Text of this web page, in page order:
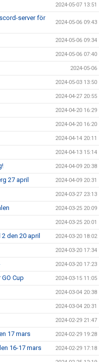
2024-05-07 13:51
server för
2024-05-06 09:43
2024-05-06 09:34
2024-05-06 07:40
2024-05-06
2024-05-03 13:50
2024-04-27 20:55
2024-04-20 16:29
2024-04-20 16:20
2024-04-14 20:11
2024-04-13 15:14
2024-04-09 20:38
27 april 2024-04-09 20:31
2024-03-27 23:13
2024-03-25 20:09
2024-03-25 20:01
den 20 april 2024-03-20 18:02
2024-03-20 17:34
2024-03-20 17:23
Cup 2024-03-15 11:05
2024-03-04 20:38
2024-03-04 20:31
2024-02-29 21:47
17 mars 2024-02-29 19:28
16-17 mars 2024-02-29 17:18